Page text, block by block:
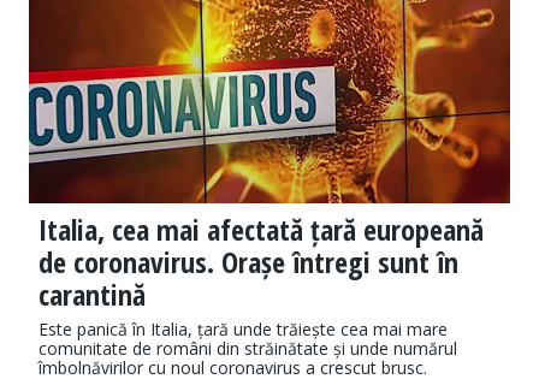
Italia, cea mai afectată țară europeană
de coronavirus. Orașe întregi sunt în
carantină
Este panică în Italia, țară unde trăiește cea mai mare
comunitate de români din străinătate și unde numărul
îmbolnăvirilor cu noul coronavirus a crescut brusc.